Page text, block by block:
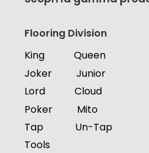
Flooring Division
King
Queen
Joker
Junior
Lord
Cloud
Poker
Mito
Tap
Un-Tap
Tools